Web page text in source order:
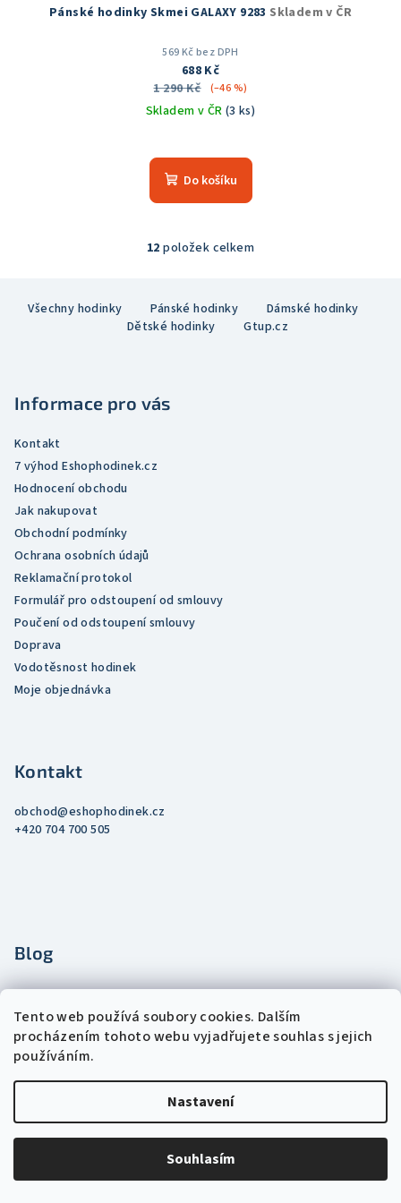
Tento web používá soubory cookies. Dalším
procházením tohoto webu vyjadřujete souhlas s jejich
používáním.
Nastavení
Souhlasím
Pánské hodinky Skmei GALAXY 9283 Skladem v ČR
569 Kč bez DPH
688 Kč
1 290 Kč
(–46 %)
Skladem v ČR (3 ks)
hodnocení
produktu
5
Do košíku
O
á
d
s
12 položek celkem
Všechny hodinky Pánské hodinky
Dámské hodinky
Dětské hodinky
Gtup.cz
Informace pro vás
Kontakt
7 výhod Eshophodinek.cz
Hodnocení obchodu
Jak nakupovat
Obchodní podmínky
Ochrana osobních údajů
Reklamační protokol
Formulář pro odstoupení od smlouvy
Poučení od odstoupení smlouvy
Doprava
Vodotěsnost hodinek
Moje objednávka
Kontakt
obchod@eshophodinek.cz
+420 704 700 505
Blog
Kultovní digitálky 90. let jsou zpět: Proč
po nich šílí mladí i pamětníci?
25.3.2026
Návrat legendy - Hodinky se 7 melodiemi